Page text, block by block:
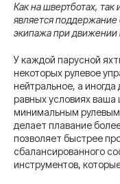
Как на швертботах, так
является
экипажа при движении
У каждой парусной
некоторых рулевое
нейтральное, а
равных условиях ваша
минимальным
делает плавание
позволяет быстрее
сбалансированного
инструментов,